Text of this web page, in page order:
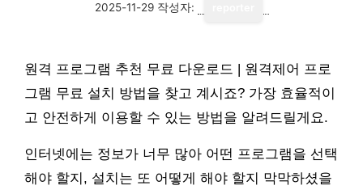
2025-11-29 작성자:
원격 프로그램 추천 무료 다운로드 | 원격제어 프로
그램 무료 설치 방법을 찾고 계시죠? 가장 효율적이
고 안전하게 이용할 수 있는 방법을 알려드릴게요.
인터넷에는 정보가 너무 많아 어떤 프로그램을 선택
해야 할지, 설치는 또 어떻게 해야 할지 막막하셨을